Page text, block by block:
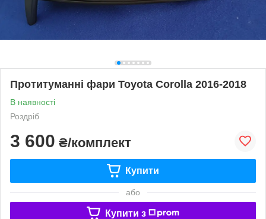
Протитуманні фари Toyota Corolla 2016-2018
В наявності
Роздріб
3 600 ₴/комплект
Купити
або
Купити з